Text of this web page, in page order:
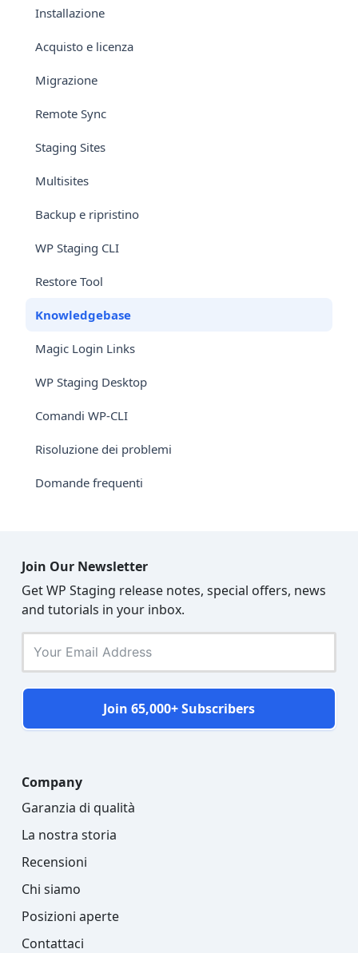
Installazione
Acquisto e licenza
Migrazione
Remote Sync
Staging Sites
Multisites
Backup e ripristino
WP Staging CLI
Restore Tool
Knowledgebase
Magic Login Links
WP Staging Desktop
Comandi WP-CLI
Risoluzione dei problemi
Domande frequenti
Join Our Newsletter
Get WP Staging release notes, special offers, news
and tutorials in your inbox.
Join 65,000+ Subscribers
Company
Garanzia di qualità
La nostra storia
Recensioni
Chi siamo
Posizioni aperte
Contattaci